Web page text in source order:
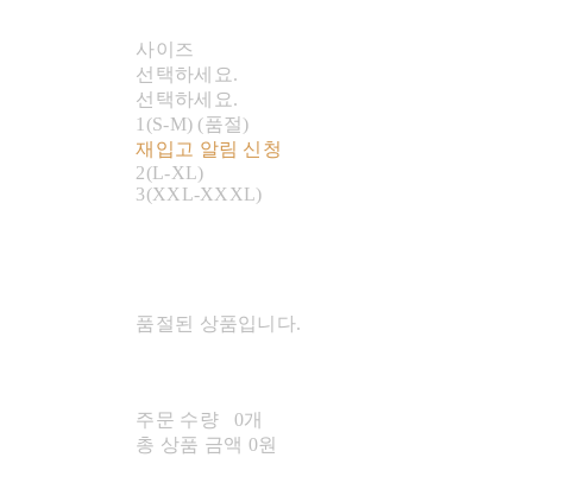
사이즈
선택하세요.
선택하세요.
1(S-M) (품절)
재입고 알림 신청
2(L-XL)
3(XXL-XXXL)
품절된 상품입니다.
주문 수량
0개
총 상품 금액 0원